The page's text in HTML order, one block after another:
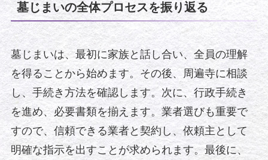
墓じまいの全体プロセスを振り返る
墓じまいは、最初に家族と話し合い、全員の理解
を得ることから始めます。その後、周遍寺に相談
し、手続き方法を確認します。次に、行政手続き
を進め、必要書類を揃えます。業者選びも重要で
すので、信頼できる業者と契約し、依頼主として
明確な指示を出すことが求められます。最後に、